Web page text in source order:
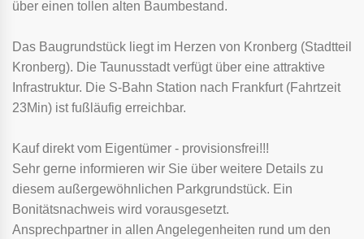
über einen tollen alten Baumbestand.
Das Baugrundstück liegt im Herzen von Kronberg (Stadtteil
Kronberg). Die Taunusstadt verfügt über eine attraktive
Infrastruktur. Die S-Bahn Station nach Frankfurt (Fahrtzeit
23Min) ist fußläufig erreichbar.
Kauf direkt vom Eigentümer - provisionsfrei!!!
Sehr gerne informieren wir Sie über weitere Details zu
diesem außergewöhnlichen Parkgrundstück. Ein
Bonitätsnachweis wird vorausgesetzt.
Ansprechpartner in allen Angelegenheiten rund um den